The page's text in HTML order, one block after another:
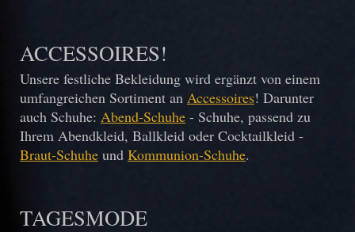
ACCESSOIRES!
Unsere festliche Bekleidung wird ergänzt von einem
umfangreichen Sortiment an Accessoires! Darunter
auch Schuhe: Abend-Schuhe - Schuhe, passend zu
Ihrem Abendkleid, Ballkleid oder Cocktailkleid -
Braut-Schuhe und Kommunion-Schuhe.
TAGESMODE